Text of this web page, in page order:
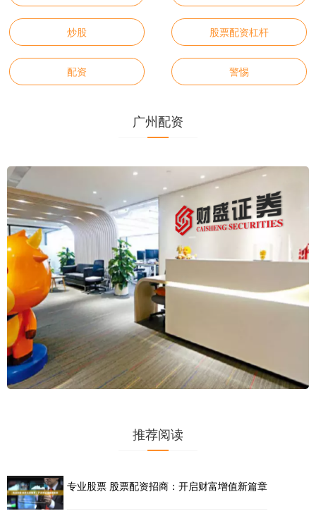
炒股 股票配资杠杆
配资 警惕
广州配资
推荐阅读
专业股票 股票配资招商：开启财富增值新篇章